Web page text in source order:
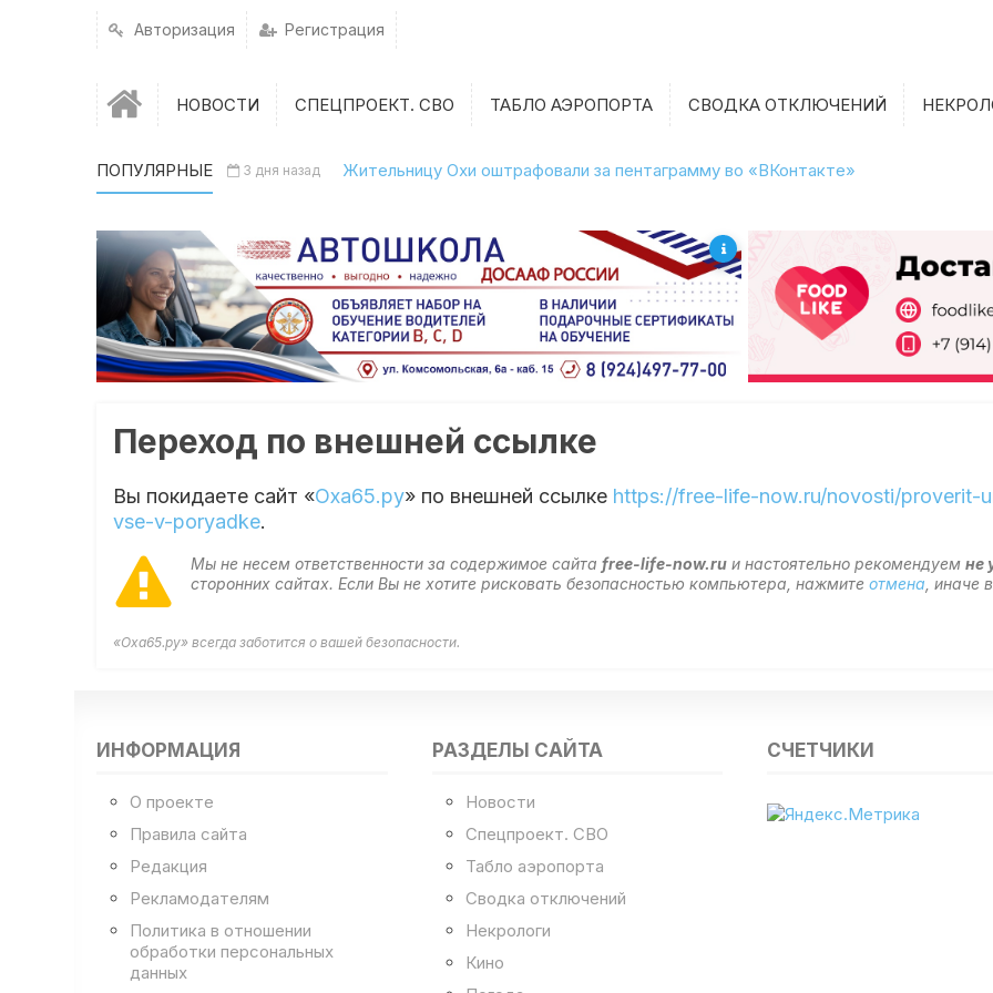
Авторизация Регистрация
НОВОСТИ СПЕЦПРОЕКТ. СВО ТАБЛО АЭРОПОРТА СВОДКА ОТКЛЮЧЕНИЙ
ПОПУЛЯРНЫЕ 3 дня назад Жительницу Охи оштрафовали за пентаграмму во «ВКонтакте»
Переход по внешней ссылке
Вы покидаете сайт «Оха65.ру» по внешней ссылке https://free-life-now.ru/novosti/
vse-v-poryadke.
Мы не несем ответственности за содержимое сайтаfree-life-now.ru и настоятельно рекомендуемне
сторонних сайтах. Если Вы не хотите рисковать безопасностью компьютера, нажмитеотмена ,
«Оха65.ру» всегда заботится о вашей безопасности.
ИНФОРМАЦИЯ
О проекте
Правила сайта
Редакция
Рекламодателям
Политика в отношении
обработки персональных
данных
РАЗДЕЛЫ САЙТА
Новости
Спецпроект. СВО
Табло аэропорта
Сводка отключений
Некрологи
Кино
СЧЕТЧИКИ